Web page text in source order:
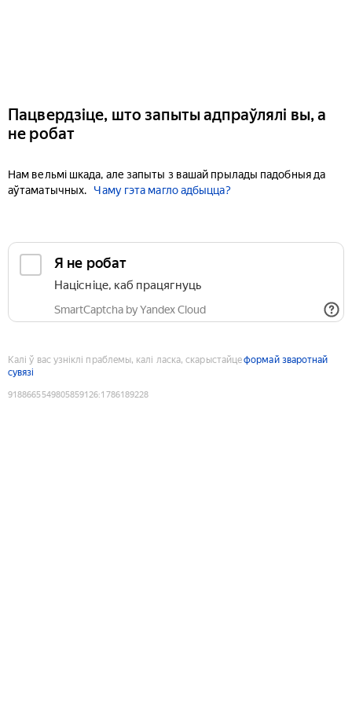
Пацвердзіце, што запыты адпраўлялі вы, а
не робат
Нам вельмі шкада, але запыты з вашай прылады падобныя да
аўтаматычных.
Чаму гэта магло адбыцца?
Я не робат
Націсніце, каб працягнуць
SmartCaptcha by Yandex Cloud
Калі ў вас узніклі праблемы, калі ласка, скарыстайцеформай зваротнай
сувязі
9188665549805859126:1786189228